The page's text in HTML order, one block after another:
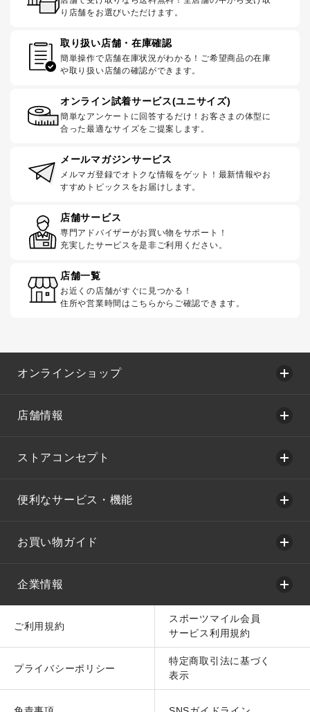
り店舗をお選びいただけます。
取り扱い店舗・在庫確認
簡単操作で店舗在庫状況がわかる！ご希望商品の在庫
や取り扱い店舗の確認ができます。
オンライン試着サービス(ユニサイズ)
簡単なアンケートに回答するだけ！お客さまの体型に
合った最適なサイズをご提案します。
メールマガジンサービス
メルマガ登録でオトクな情報をゲット！最新情報やお
すすめトピックスをお届けします。
店舗サービス
専門アドバイザーがお買い物をサポート！
充実したサービスを是非ご利用ください。
店舗一覧
お近くの店舗がすぐに見つかる！
住所や営業時間はこちらからご確認できます。
オンラインショップ
店舗情報
ストアコンセプト
便利なサービス・機能
お買い物ガイド
企業情報
ご利用規約
スポーツマイル会員
サービス利用規約
プライバシーポリシー
特定商取引法に基づく
表示